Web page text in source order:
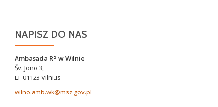
NAPISZ DO NAS
Ambasada RP w Wilnie
Šv. Jono 3,
LT-01123 Vilnius
wilno.amb.wk@msz.gov.pl